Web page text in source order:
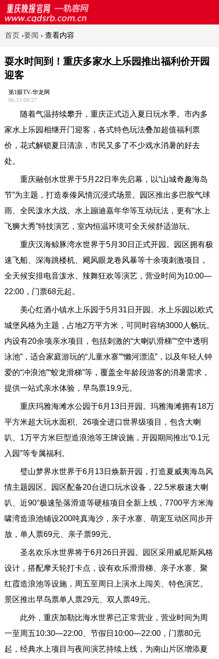
首页 ›要闻 › 查看内容
耍水时间到！重庆多家水上乐园推出福利价开园
迎客
第1眼TV-华龙网
06-15 09:27
随着气温持续攀升，重庆正式迈入夏日玩水季。市内多
家水上乐园相继开门迎客，各式特色玩法叠加超值福利票
价，花式解锁夏日清凉，市民又多了不少戏水消暑的好去
处。
重庆融创水世界于5月22日率先启幕，以“山城奇趣海岛
节”为主题，打造泰傣风情沉浸式场景。园区推出多巴胺气球
雨、全民泼水大战、水上蹦迪嘉年华等互动玩法，更有“水上
飞狮大秀”特技演艺，室内恒温环境可全天候舒适游玩。
重庆汉海鲸豚湾水世界于5月30日正式开园。园区拥有极
速飞船、深海跳楼机、飓风眼龙卷风暴等十余项刺激项目，
全天候安排电音泼水、辣舞狂欢等演艺，营业时间为10:00—
22:00，门票68元起。
美心红酒小镇水上乐园于5月31日开园。水上乐园以欧式
城堡风格为主题，占地2万平方米，可同时容纳3000人畅玩。
内设有20余项亲水项目，包括刺激的“大喇叭滑梯”“空中透明
泳池”，适合家庭游玩的“儿童水寨”“懒河漂流”，以及年轻人钟
爱的“冲浪池”“蛟龙滑梯”等，覆盖全年龄段游客的消暑需求，
提供一站式亲水体验，早鸟票19.9元。
重庆玛雅海滩水公园于6月13日开园。玛雅海滩拥有18万
平方米超大玩水面积、26项全进口世界级项目，包含大喇
叭、1万平方米巨型造浪池等王牌设施，开园期间推出“0.1元
入园”等专属福利。
璧山梦界水世界于6月13日焕新开园，打造夏威夷海岛风
情主题园区。园区配备20台进口玩水设备，22.5米极速大喇
叭、近90°极速坠落滑道等硬核项目全新上线，7700平方米海
啸湾造浪池铺设200吨真海沙，亲子水寨、萌宠互动区同步开
放，单人票69元、亲子票99元。
圣名欢乐水世界将于6月26日开园。园区采用威尼斯风格
设计，搭配摩天轮打卡点，设有欢乐滑滑梯、亲子水寨、聚
红霞造浪池等设施，周五至周日上演水上闯关、特色演艺。
景区推出早鸟票单人票29元、双人票49元。
此外，重庆加勒比海水世界已正常营业，营业时间为周
一至周五10:30—22:00、节假日10:00—22:00，门票80元
起，经典水上项目与夜间演艺持续上线，为南山片区增添夏